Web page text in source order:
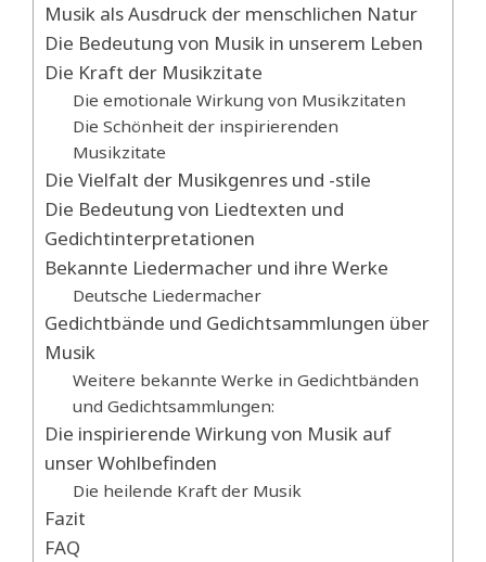
Musik als Ausdruck der menschlichen Natur
Die Bedeutung von Musik in unserem Leben
Die Kraft der Musikzitate
Die emotionale Wirkung von Musikzitaten
Die Schönheit der inspirierenden
Musikzitate
Die Vielfalt der Musikgenres und -stile
Die Bedeutung von Liedtexten und
Gedichtinterpretationen
Bekannte Liedermacher und ihre Werke
Deutsche Liedermacher
Gedichtbände und Gedichtsammlungen über
Musik
Weitere bekannte Werke in Gedichtbänden
und Gedichtsammlungen:
Die inspirierende Wirkung von Musik auf
unser Wohlbefinden
Die heilende Kraft der Musik
Fazit
FAQ